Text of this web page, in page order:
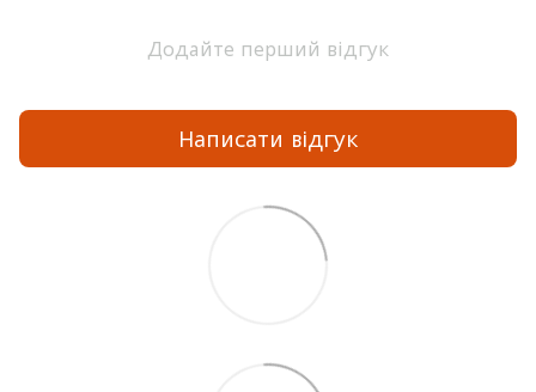
Додайте перший відгук
Написати відгук